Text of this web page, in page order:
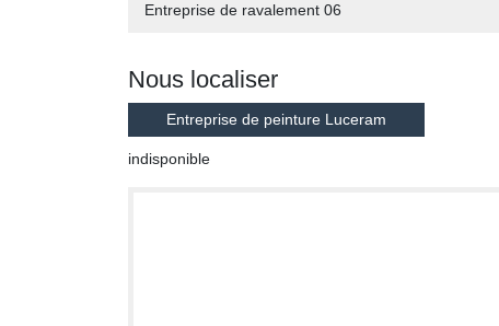
Entreprise de ravalement 06
Nous localiser
Entreprise de peinture Luceram
indisponible